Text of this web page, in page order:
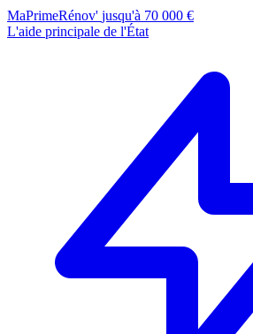
MaPrimeRénov' jusqu'à 70 000 €
L'aide principale de l'État